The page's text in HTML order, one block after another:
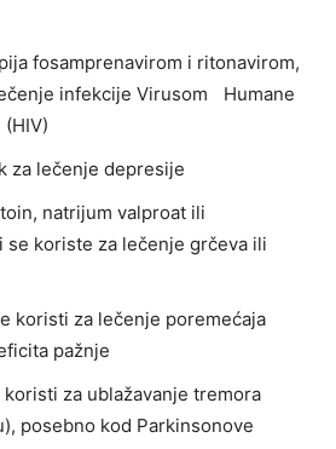
fosamprenavirom i ritonavirom,
infekcije Virusom Humane
za lečenje depresije
natrijum valproat ili
se koriste za lečenje grčeva ili
koristi za lečenje poremećaja
pažnje
za ublažavanje tremora
posebno kod Parkinsonove